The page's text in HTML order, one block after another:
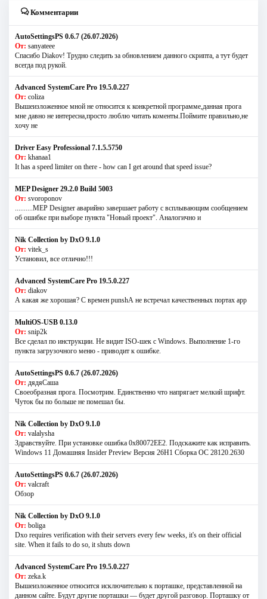
Комментарии
AutoSettingsPS 0.6.7 (26.07.2026)
От: sanyateee
Спасибо Diakov! Трудно следить за обновлением данного скрипта, а тут будет
всегда под рукой.
Advanced SystemCare Pro 19.5.0.227
От: coliza
Вышеизложенное мной не относится к конкретной программе,данная прога
мне давно не интересна,просто люблю читать коменты.Поймите правильно,не
хочу не
Driver Easy Professional 7.1.5.5750
От: khanaa1
It has a speed limiter on there - how can I get around that speed issue?
MEP Designer 29.2.0 Build 5003
От: svoroponov
..........MEP Designer аварийно завершает работу с всплывающим сообщением
об ошибке при выборе пункта "Новый проект". Аналогично и
Nik Collection by DxO 9.1.0
От: vitek_s
Установил, все отлично!!!
Advanced SystemCare Pro 19.5.0.227
От: diakov
А какая же хорошая? С времен punshА не встречал качественных портах app
MultiOS-USB 0.13.0
От: snip2k
Все сделал по инструкции. Не видит ISO-шек с Windows. Выполнение 1-го
пункта загрузочного меню - приводит к ошибке.
AutoSettingsPS 0.6.7 (26.07.2026)
От: дядяСаша
Своеобразная прога. Посмотрим. Единственно что напрягает мелкий шрифт.
Чуток бы по больше не помешал бы.
Nik Collection by DxO 9.1.0
От: valalysha
Здравствуйте. При установке ошибка 0х80072EE2. Подскажите как исправить.
Windows 11 Домашняя Insider Preview Версия 26H1 Сборка ОС 28120.2630
AutoSettingsPS 0.6.7 (26.07.2026)
От: valcraft
Обзор
Nik Collection by DxO 9.1.0
От: boliga
Dxo requires verification with their servers every few weeks, it's on their official
site. When it fails to do so, it shuts down
Advanced SystemCare Pro 19.5.0.227
От: zeka.k
Вышеизложенное относится исключительно к порташке, представленной на
данном сайте. Будут другие порташки — будет другой разговор. Порташку от